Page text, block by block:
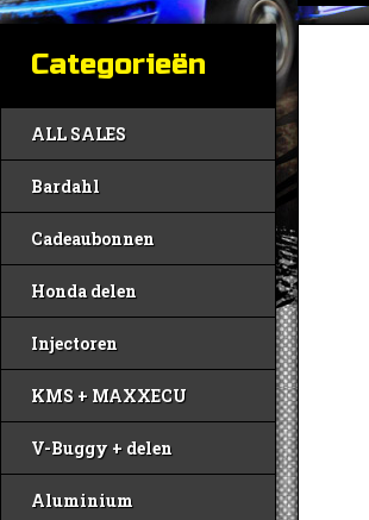
Categorieën
ALL SALES
Bardahl
Cadeaubonnen
Honda delen
Injectoren
KMS + MAXXECU
V-Buggy + delen
Aluminium